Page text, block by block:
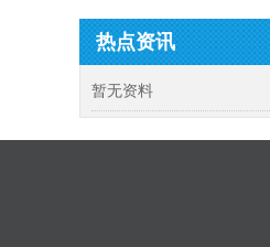
热点资讯
暂无资料